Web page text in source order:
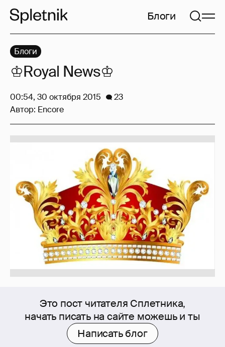
Блоги
Это пост читателя Сплетника,
начать писать на сайте можешь и ты
Написать блог
Блоги
♔Royal News♔
00:54, 30 октября 2015
23
Автор: Encore